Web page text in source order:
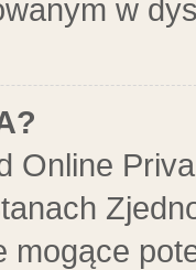
w
Online
mogące